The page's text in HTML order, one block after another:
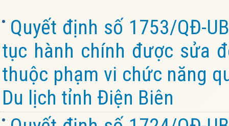
Quyết định số 1753/QĐ-
tục hành chính được sửa
thuộc phạm vi chức năng
Du lịch tỉnh Điện Biên